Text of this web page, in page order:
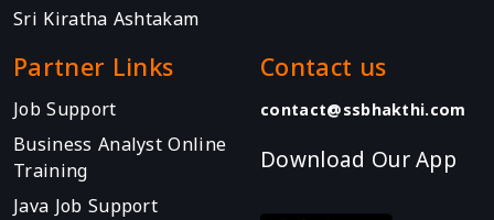
Sri Kiratha Ashtakam
Partner Links
Job Support
Business Analyst Online
Training
Java Job Support
Contact us
contact@ssbhakthi.com
Download Our App